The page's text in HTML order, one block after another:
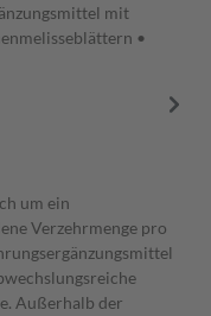
mit
•
um ein
Verzehrmenge pro
Außerhalb der